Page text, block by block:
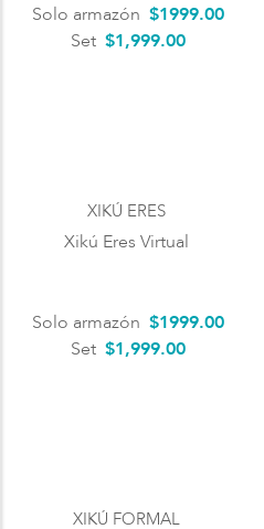
Solo armazón $1999.00
Set $1,999.00
XIKÚ ERES
Xikú Eres Virtual
Solo armazón $1999.00
Set $1,999.00
XIKÚ FORMAL